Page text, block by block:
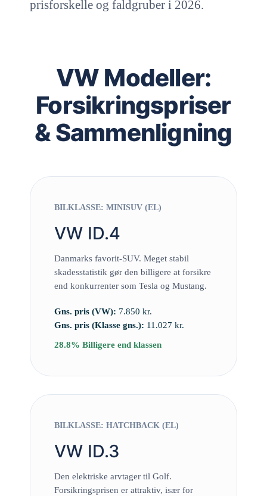
prisforskelle og faldgruber i 2026.
VW Modeller:
Forsikringspriser
& Sammenligning
BILKLASSE: MINISUV (EL)
VW ID.4
Danmarks favorit-SUV. Meget stabil
skadesstatistik gør den billigere at forsikre
end konkurrenter som Tesla og Mustang.
Gns. pris (VW): 7.850 kr.
Gns. pris (Klasse gns.): 11.027 kr.
28.8% Billigere end klassen
BILKLASSE: HATCHBACK (EL)
VW ID.3
Den elektriske arvtager til Golf.
Forsikringsprisen er attraktiv, især for